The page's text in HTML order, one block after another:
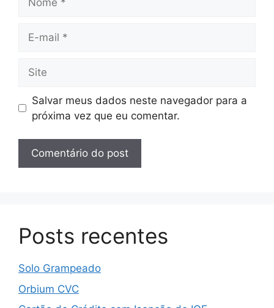
mail
Salvar meus dados neste navegador para a
próxima vez que eu comentar.
Posts recentes
Solo Grampeado
Orbium CVC